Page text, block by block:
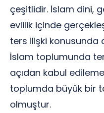
çeşitlidir. İslam dini,
evlilik içinde
ters ilişki konusunda
İslam toplumunda
açıdan kabul
toplumda büyük bir
olmuştur.